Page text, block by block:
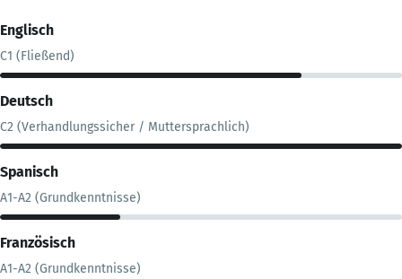
Englisch
C1 (Fließend)
Deutsch
C2 (Verhandlungssicher / Muttersprachlich)
Spanisch
A1-A2 (Grundkenntnisse)
Französisch
A1-A2 (Grundkenntnisse)